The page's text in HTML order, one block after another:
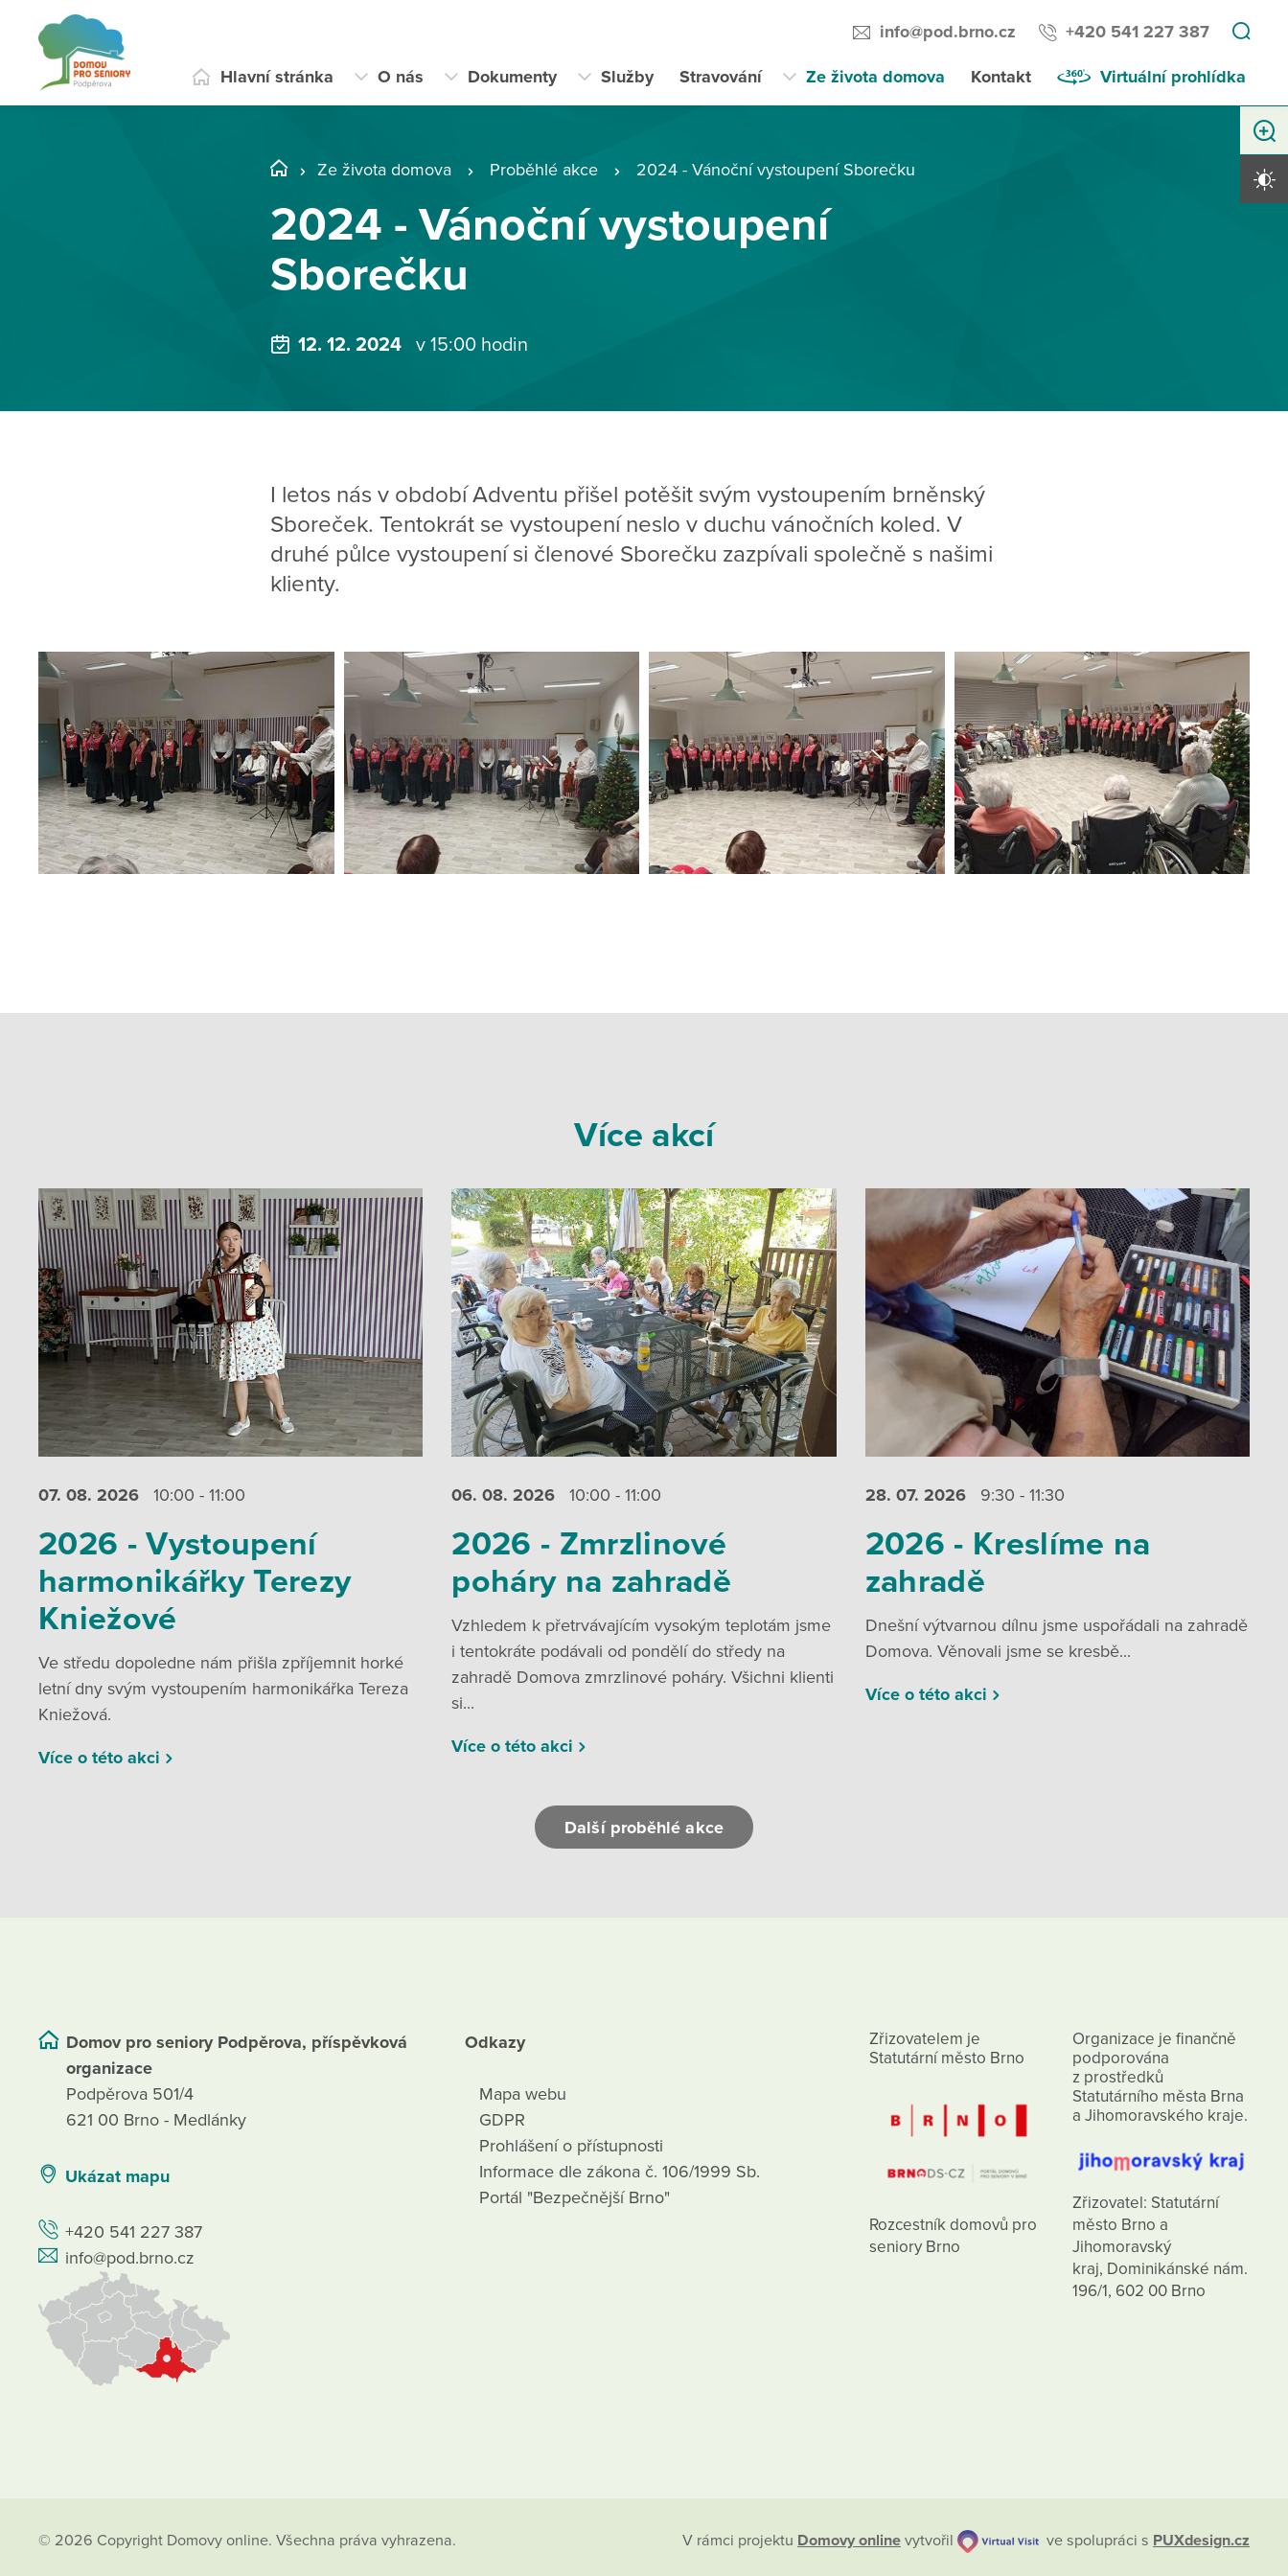
info@pod.brno.cz +420 541 227 387
Hlavní stránka O nás Dokumenty Služby Stravování Ze života domova Kontakt Virtuální prohlídka
Ze života domova Proběhlé akce 2024 - Vánoční vystoupení Sborečku
2024 - Vánoční vystoupení
Sborečku
12. 12. 2024 v 15:00 hodin
I letos nás v období Adventu přišel potěšit svým vystoupením brněnský
Sboreček. Tentokrát se vystoupení neslo v duchu vánočních koled. V
druhé půlce vystoupení si členové Sborečku zazpívali společně s našimi
klienty.
Více akcí
07. 08. 2026 10:00 - 11:00
2026 - Vystoupení
harmonikářky Terezy
Kniežové
Ve středu dopoledne nám přišla zpříjemnit horké
letní dny svým vystoupením harmonikářka Tereza
Kniežová.
Více o této akci
06. 08. 2026 10:00 - 11:00
2026 - Zmrzlinové
poháry na zahradě
Vzhledem k přetrvávajícím vysokým teplotám jsme
i tentokráte podávali od pondělí do středy na
zahradě Domova zmrzlinové poháry. Všichni klienti
si...
Více o této akci
28. 07. 2026 9:30 - 11:30
2026 - Kreslíme na
zahradě
Dnešní výtvarnou dílnu jsme uspořádali na zahradě
Domova. Věnovali jsme se kresbě...
Více o této akci
Další proběhlé akce
Domov pro seniory Podpěrova, příspěvková
organizace
Podpěrova 501/4
621 00 Brno - Medlánky
Ukázat mapu
+420 541 227 387
info@pod.brno.cz
Odkazy
Mapa webu
GDPR
Prohlášení o přístupnosti
Informace dle zákona č. 106/1999 Sb.
Portál "Bezpečnější Brno"
Zřizovatelem je
Statutární město Brno
Rozcestník domovů pro
seniory Brno
Organizace je finančně
podporována
z prostředků
Statutárního města Brna
a Jihomoravského kraje.
Zřizovatel: Statutární
město Brno a
Jihomoravský
kraj, Dominikánské nám.
196/1, 602 00 Brno
© 2026 Copyright Domovy online. Všechna práva vyhrazena. V rámci projektu Domovy online vytvořil ve spolupráci s PUXdesign.cz